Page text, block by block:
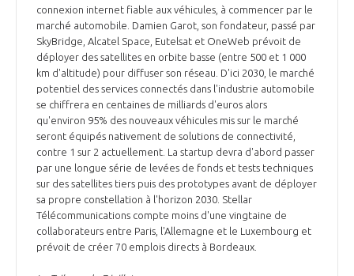
connexion internet fiable aux véhicules, à commencer par le
marché automobile. Damien Garot, son fondateur, passé par
SkyBridge, Alcatel Space, Eutelsat et OneWeb prévoit de
déployer des satellites en orbite basse (entre 500 et 1 000
km d'altitude) pour diffuser son réseau. D'ici 2030, le marché
potentiel des services connectés dans l'industrie automobile
se chiffrera en centaines de milliards d'euros alors
qu'environ 95% des nouveaux véhicules mis sur le marché
seront équipés nativement de solutions de connectivité,
contre 1 sur 2 actuellement. La startup devra d'abord passer
par une longue série de levées de fonds et tests techniques
sur des satellites tiers puis des prototypes avant de déployer
sa propre constellation à l'horizon 2030. Stellar
Télécommunications compte moins d'une vingtaine de
collaborateurs entre Paris, l'Allemagne et le Luxembourg et
prévoit de créer 70 emplois directs à Bordeaux.